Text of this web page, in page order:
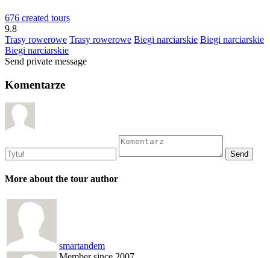
676 created tours
9.8
Trasy rowerowe Trasy rowerowe Biegi narciarskie Biegi narciarskie
Biegi narciarskie
Send private message
Komentarze
More about the tour author
smartandem